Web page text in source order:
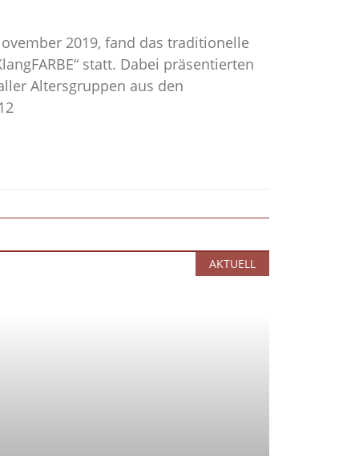
2019, fand das traditionelle
statt. Dabei präsentierten
Altersgruppen aus den
AKTUELL